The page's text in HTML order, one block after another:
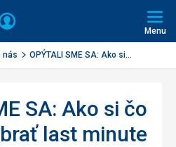
Prihlásiť
Menu
nás OPÝTALI SME SA: Ako si...
SA: Ako si čo
last minute